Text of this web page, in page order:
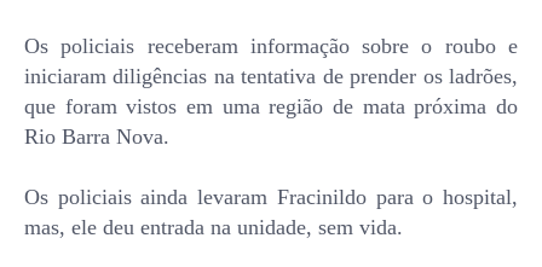
Os policiais receberam informação sobre o roubo e
iniciaram diligências na tentativa de prender os ladrões,
que foram vistos em uma região de mata próxima do
Rio Barra Nova.
Os policiais ainda levaram Fracinildo para o hospital,
mas, ele deu entrada na unidade, sem vida.